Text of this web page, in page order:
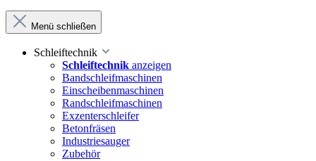
Menü schließen
Schleiftechnik
Schleiftechnik anzeigen
Bandschleifmaschinen
Einscheibenmaschinen
Randschleifmaschinen
Exzenterschleifer
Betonfräsen
Industriesauger
Zubehör